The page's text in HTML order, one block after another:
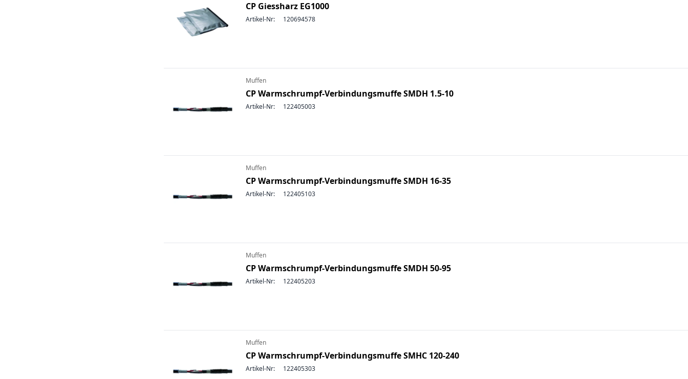
CP Giessharz EG1000
Artikel-Nr: 120694578
Muffen
CP Warmschrumpf-Verbindungsmuffe SMDH 1.5-10
Artikel-Nr: 122405003
Muffen
CP Warmschrumpf-Verbindungsmuffe SMDH 16-35
Artikel-Nr: 122405103
Muffen
CP Warmschrumpf-Verbindungsmuffe SMDH 50-95
Artikel-Nr: 122405203
Muffen
CP Warmschrumpf-Verbindungsmuffe SMHC 120-240
Artikel-Nr: 122405303